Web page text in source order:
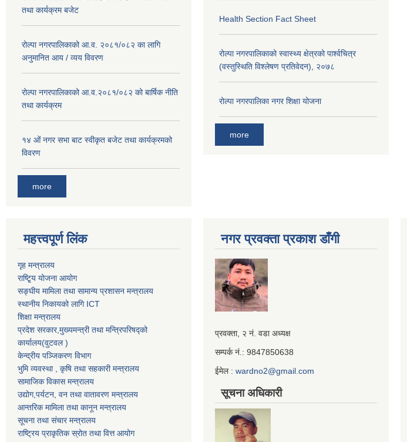
तथा कार्यक्रम बजेट
रोल्पा नगरपालिकाको आ.व. २०८१/०८२ का लागि
अनुमानित आय / व्यय विवरण
रोल्पा नगरपालिकाको आ.व.२०८१/०८२ को बार्षिक नीति
तथा कार्यक्रम
१४ ओं नगर सभा बाट स्वीकृत बजेट तथा कार्यक्रमको
विवरण
more
Health Section Fact Sheet
रोल्पा नगरपालिकाको स्वास्थ्य क्षेत्रको पार्श्वचित्र
(वस्तुस्थिति विश्लेषण प्रतिवेदन), २०७८
रोल्पा नगरपालिका नगर शिक्षा योजना
more
महत्त्वपूर्ण लिंक
गृह मन्त्रालय
राष्टि्ृय योजना आयोग
सङ्घीय मामिला तथा सामान्य प्रशासन मन्त्रालय
स्थानीय निकायको लागि ICT
शिक्षा मन्त्रालय
प्रदेश सरकार,मुख्यमन्त्री तथा मन्त्रिपरिषद्को
कार्यालय(वुटवल )
केन्द्रीय पञ्जिकरण विभाग
भुमि व्यवस्था , कृषि तथा सहकारी मन्त्रालय
सामाजिक विकास मन्त्रालय
उद्याेग,पर्यटन, वन तथा वातावरण मन्त्रालय
आन्तरिक मामिला तथा कानून मन्त्रालय
सूचना तथा संचार मन्त्रालय
राष्ट्रिय प्राकृतिक स्रोत तथा वित्त आयोग
नगर प्रवक्ता प्रकाश डाँगी
Iframe
Generator
प्रवक्ता, २ नं. वडा अध्यक्ष
सम्पर्क नं.: 9847850638
ईमेल : wardno2@gmail.com
सूचना अधिकारी